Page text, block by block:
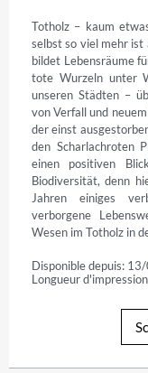
Totholz – kaum
selbst so viel mehr ist
bildet Lebensräume
tote Wurzeln unter
unseren Städten –
von Verfall und
der einst
den Scharlachroten
einen positiven
Biodiversität, denn
Jahren einiges
verborgene
Wesen im Totholz in
Disponible depuis:
Longueur